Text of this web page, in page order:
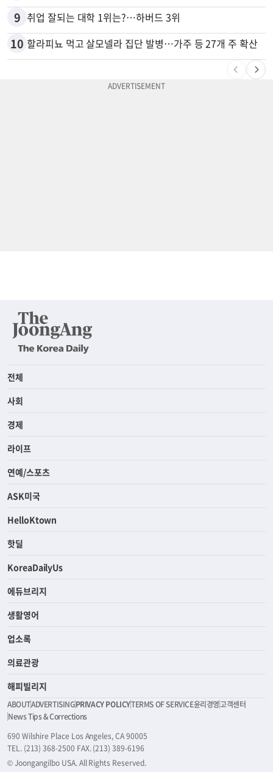
9 취업 잘되는 대학 1위는?…하버드 3위
10 할라피뇨 먹고 살모넬라 집단 발병…가주 등 27개 주 확산
전체
사회
경제
라이프
연예/스포츠
ASK미국
HelloKtown
핫딜
KoreaDailyUs
에듀브리지
생활영어
업소록
의료관광
해피빌리지
ABOUTADVERTISINGPRIVACY POLICYTERMS OF SERVICE윤리경영고객센터
News Tips & Corrections
690 Wilshire Place Los Angeles, CA 90005
TEL. (213) 368-2500 FAX. (213) 389-6196
© Joongangilbo USA. All Rights Reserved.